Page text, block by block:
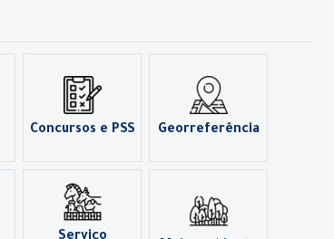
Concursos e PSS Georreferência